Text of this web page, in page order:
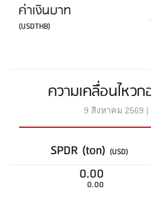
ค่าเงินบาท
(USDTHB)
ความเคลื่อนไหว
9 สิงหาคม 2569 |
SPDR (ton) (USD)
0.00
0.00